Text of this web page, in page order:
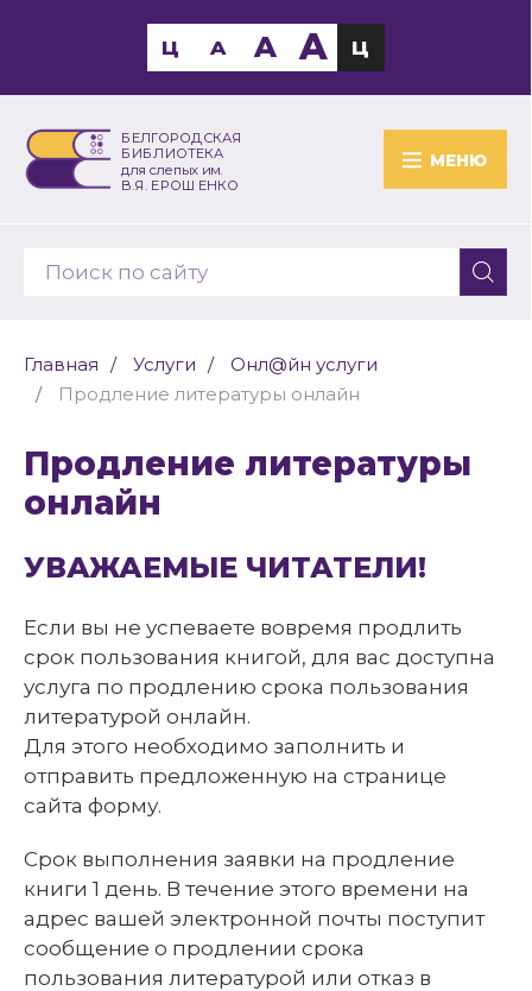
БЕЛГОРОДСКАЯ
БИБЛИОТЕКА
для слепых им.
В.Я. ЕРОШЕНКО
МЕНЮ
Ц A A A Ц
Главная Услуги
Онл@йн услуги
Продление литературы онлайн
Продление литературы
онлайн
УВАЖАЕМЫЕ ЧИТАТЕЛИ!
Если вы не успеваете вовремя продлить
срок пользования книгой, для вас доступна
услуга по продлению срока пользования
литературой онлайн.
Для этого необходимо заполнить и
отправить предложенную на странице
сайта форму.
Срок выполнения заявки на продление
книги 1 день. В течение этого времени на
адрес вашей электронной почты поступит
сообщение о продлении срока
пользования литературой или отказ в